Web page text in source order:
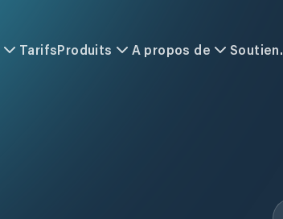
TarifsProduits A propos de Soutien.